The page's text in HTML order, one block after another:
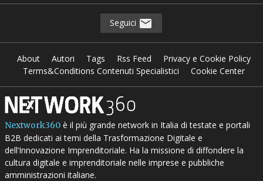
Seguici
About Autori Tags Rss Feed
Privacy e Cookie Policy
Terms&Conditions Contenuti Specialistici
Cookie Center
Nextwork360è il più grande network in Italia di testate e portali
B2B dedicati ai temi della Trasformazione Digitale e
dell’Innovazione Imprenditoriale. Ha la missione di diffondere la
cultura digitale e imprenditoriale nelle imprese e pubbliche
amministrazioni italiane.